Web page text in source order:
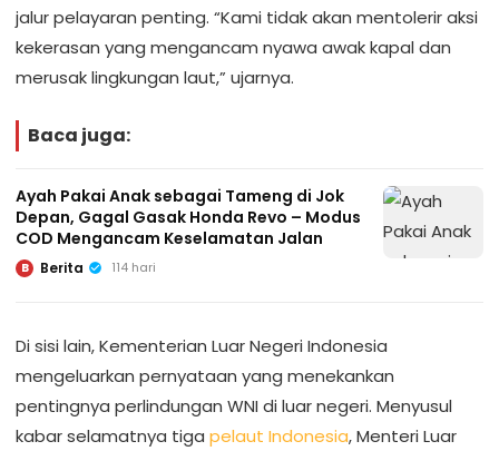
jalur pelayaran penting. “Kami tidak akan mentolerir aksi
kekerasan yang mengancam nyawa awak kapal dan
merusak lingkungan laut,” ujarnya.
Baca juga:
Ayah Pakai Anak sebagai Tameng di Jok
Depan, Gagal Gasak Honda Revo – Modus
COD Mengancam Keselamatan Jalan
B Berita 114 hari
Di sisi lain, Kementerian Luar Negeri Indonesia
mengeluarkan pernyataan yang menekankan
pentingnya perlindungan WNI di luar negeri. Menyusul
kabar selamatnya tiga pelaut Indonesia, Menteri Luar